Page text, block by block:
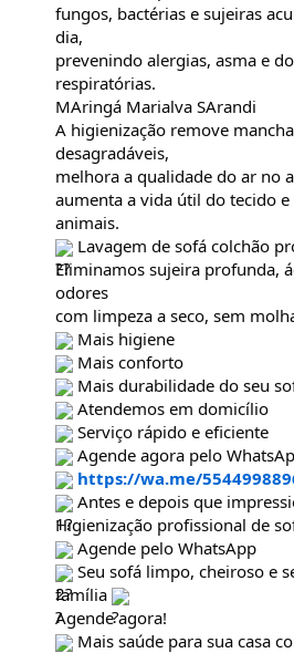
fungos, bactérias e sujeiras
dia,
prevenindo alergias, asma e
respiratórias.
MAringá Marialva SArandi
A higienização remove
desagradáveis,
melhora a qualidade do ar no
aumenta a vida útil do tecido
animais.
Lavagem de sofá colchão
Eliminamos sujeira profunda,
odores
com limpeza a seco, sem
Mais higiene
Mais conforto
Mais durabilidade do seu
Atendemos em domicílio
Serviço rápido e eficiente
Agende agora pelo
https://wa.me/
Antes e depois que
Higienização profissional de
Agende pelo WhatsApp
Seu sofá limpo, cheiroso e
família
Agende agora!
Mais saúde para sua casa